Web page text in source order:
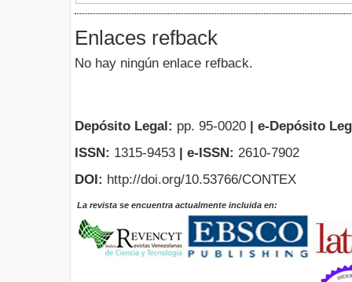
Enlaces refback
No hay ningún enlace refback.
Depósito Legal: pp. 95-0020 | e-Depósito
ISSN: 1315-9453 | e-ISSN: 2610-7902
DOI: http://doi.org/10.53766/CONTEX
La revista se encuentra actualmente incluida en: